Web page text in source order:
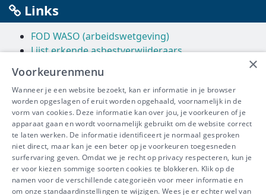
Links
FOD WASO (arbeidswetgeving)
Lijst erkende asbestverwijderaars
Vlaanderen (milieu, bodem en afval)
VITO
Wallonië (milieu)
Brussels Hoofdstedelijk Gewest (milieu)
FOD Volksgezondheid
Constructiv (bouw)
IBEVE maakt deel uit van Groep
×
Voorkeurenmenu
Wanneer je een website bezoekt, kan er informatie in je browser
worden opgeslagen of eruit worden opgehaald, voornamelijk in de
vorm van cookies. Deze informatie kan over jou, je voorkeuren of je
apparaat gaan en wordt voornamelijk gebruikt om de website correct
te laten werken. De informatie identificeert je normaal gesproken
niet direct, maar kan je een beter op je voorkeuren toegesneden
surfervaring geven. Omdat we je recht op privacy respecteren, kun je
er voor kiezen sommige soorten cookies te blokkeren. Klik op de
namen voor de verschillende categorieën voor meer informatie en
om onze standaardinstellingen te wijzigen. Wees je er echter wel van